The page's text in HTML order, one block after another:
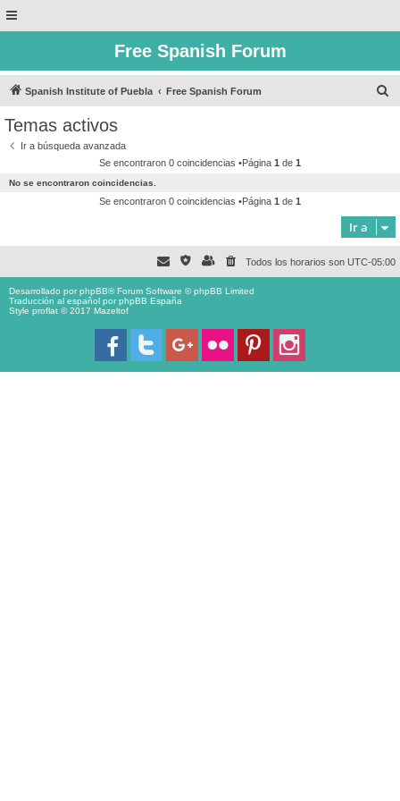
Free Spanish Forum
Spanish Institute of Puebla Free Spanish Forum
Temas activos
Ir a búsqueda avanzada
Se encontraron 0 coincidencias •Página 1 de 1
No se encontraron coincidencias.
Se encontraron 0 coincidencias •Página 1 de 1
Ir a
Todos los horarios son UTC-05:00
Desarrollado porphpBB® Forum Software © phpBB Limited
Traducción al español porphpBB España
Style proflat © 2017 Mazeltof